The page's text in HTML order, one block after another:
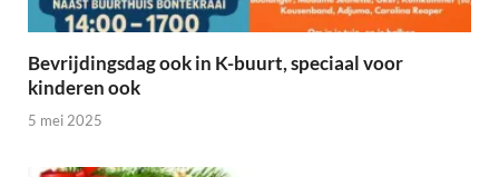
Bevrijdingsdag ook in K-buurt, speciaal voor
kinderen ook
5 mei 2025